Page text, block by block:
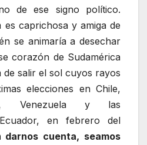
de ese signo político.
caprichosa y amiga de
se animaría a desechar
corazón de Sudamérica
de salir el sol cuyos rayos
elecciones en Chile,
Venezuela y las
en febrero del
darnos cuenta, seamos